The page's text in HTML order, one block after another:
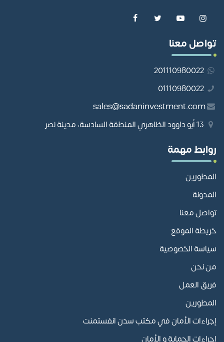
تواصل معنا
201110980022
01110980022
sales@sadaninvestment.com
روابط مهمة
المطورين
المدونة
تواصل معنا
خريطة الموقع
سياسة الخصوصية
من نحن
فريق العمل
المطورين
إجراءات الأمان في مكتب سدن انفستمنت
إجراءات الحماية و الأمان